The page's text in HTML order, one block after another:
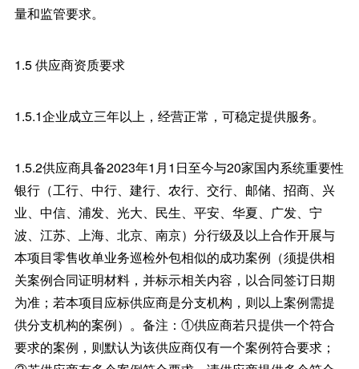
量和监管要求。
1.5 供应商资质要求
1.5.1企业成立三年以上，经营正常，可稳定提供服务。
1.5.2供应商具备2023年1月1日至今与20家国内系统重要性
银行（工行、中行、建行、农行、交行、邮储、招商、兴
业、中信、浦发、光大、民生、平安、华夏、广发、宁
波、江苏、上海、北京、南京）分行级及以上合作开展与
本项目零售收单业务巡检外包相似的成功案例（须提供相
关案例合同证明材料，并标示相关内容，以合同签订日期
为准；若本项目应标供应商是分支机构，则以上案例需提
供分支机构的案例）。备注：①供应商若只提供一个符合
要求的案例，则默认为该供应商仅有一个案例符合要求；